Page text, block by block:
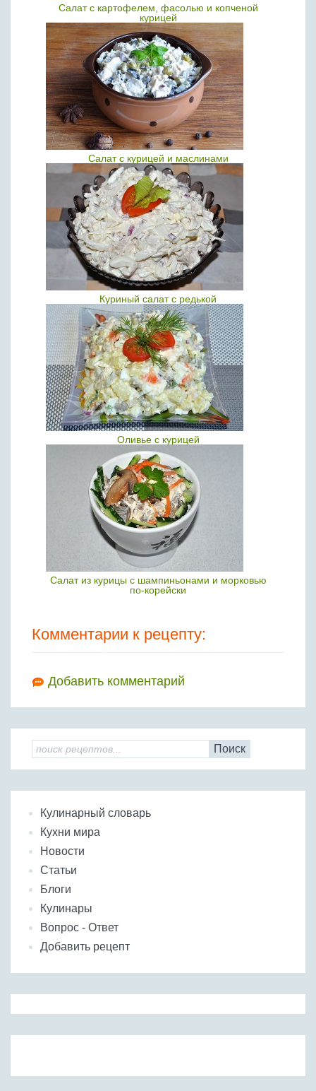
Салат с картофелем, фасолью и копченой
курицей
Салат с курицей и маслинами
Куриный салат с редькой
Оливье с курицей
Салат из курицы с шампиньонами и морковью
по-корейски
Комментарии к рецепту:
Добавить комментарий
Поиск
Кулинарный словарь
Кухни мира
Новости
Статьи
Блоги
Кулинары
Вопрос - Ответ
Добавить рецепт